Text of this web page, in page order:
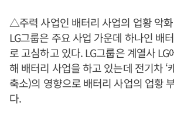
△주력 사업인 배터리 사업의 업황 악화
LG그룹은 주요 사업 가운데 하나인 배
로 고심하고 있다. LG그룹은 계열사
해 배터리 사업을 하고 있는데 전기차 ‘
축소)의 영향으로 배터리 사업의 업황
다.